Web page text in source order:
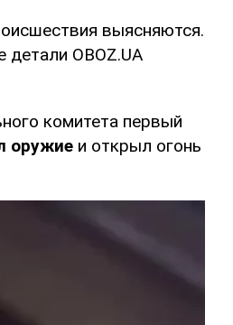
выясняются.
детали OBOZ.UA
комитета первый
оружие и открыл огонь